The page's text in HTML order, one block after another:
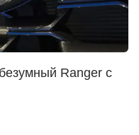
Ranger с